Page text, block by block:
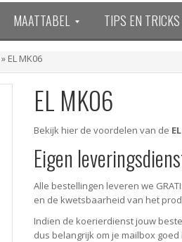
MAATTABEL TIPS EN TRICKS
» EL MK06
EL MK06
Bekijk hier de voordelen van de
Eigen
Alle bestellingen leveren we
en de kwetsbaarheid van het
Indien de koerierdienst jouw
dus belangrijk om je mailbox